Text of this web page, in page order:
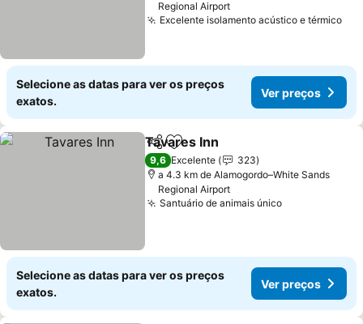
Regional Airport
Excelente isolamento acústico e térmico
Selecione as datas para ver os preços
exatos.
Ver preços
PartilharAdicionar aos favoritos
Tavares Inn
9,6 Excelente
323
a 4.3 km de Alamogordo–White Sands
Regional Airport
Santuário de animais únicoVer preços
Selecione as datas para ver os preços
exatos.
Ver preços